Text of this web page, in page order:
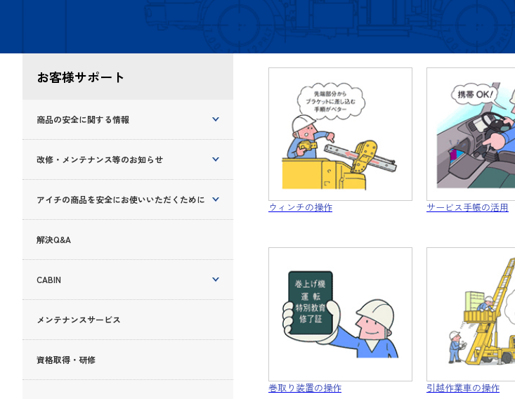
ウィンチの操作 サービス手帳の活用
巻取り装置の操作 引越作業車の操作
お客様サポート
商品の安全に関する情報
改修・メンテナンス等のお知らせ
アイチの商品を安全にお使いいただくために
解決Q&A
CABIN
メンテナンスサービス
資格取得・研修